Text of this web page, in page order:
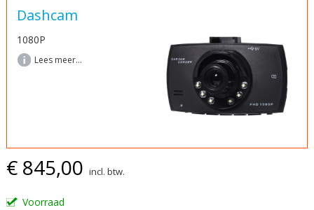
€ 845,00 incl. btw.
Voorraad
Dashcam
1080P
Lees meer...